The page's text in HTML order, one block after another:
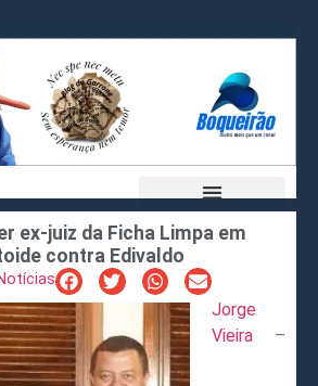
ex-juiz da Ficha Limpa em
contra Edivaldo
Jorge
Vieira –